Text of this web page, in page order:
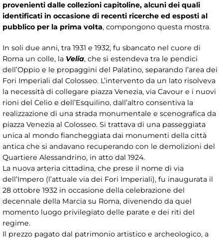
provenienti dalle collezioni capitoline, alcuni dei quali
identificati in occasione di recenti ricerche ed esposti al
pubblico per la prima volta, compongono questa mostra.
In soli due anni, tra 1931 e 1932, fu sbancato nel cuore di
Roma un colle, la Velia, che si estendeva tra le pendici
dell’Oppio e le propaggini del Palatino, separando l’area dei
Fori Imperiali dal Colosseo. L’intervento da un lato risolveva
la necessità di collegare piazza Venezia, via Cavour e i nuovi
rioni del Celio e dell’Esquilino, dall’altro consentiva la
realizzazione di una strada monumentale e scenografica da
piazza Venezia al Colosseo. Si trattava di una passeggiata
unica al mondo fiancheggiata dai monumenti della città
antica che si andavano recuperando con le demolizioni del
Quartiere Alessandrino, in atto dal 1924.
La nuova arteria cittadina, che prese il nome di via
dell’Impero (l’attuale via dei Fori Imperiali), fu inaugurata il
28 ottobre 1932 in occasione della celebrazione del
decennale della Marcia su Roma, divenendo da quel
momento luogo privilegiato delle parate e dei riti del
regime.
Il prezzo pagato dal patrimonio artistico e archeologico, a